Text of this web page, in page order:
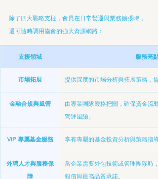
除了四大戰略支柱，會員在日常營運與業務擴張時，
還可隨時調用協會的強大資源網路：
支援領域 服務亮
市場拓展 提供深度的市場分析與拓展策略，
金融合規與風管
由專業團隊嚴格把關，確保資金流
營運風險。
VIP 專屬基金服務 享有專屬的基金投資分析與策略指
外聘人才與服務保
障
當企業需要外包技術或管理團隊時
報價與最高品質承諾。